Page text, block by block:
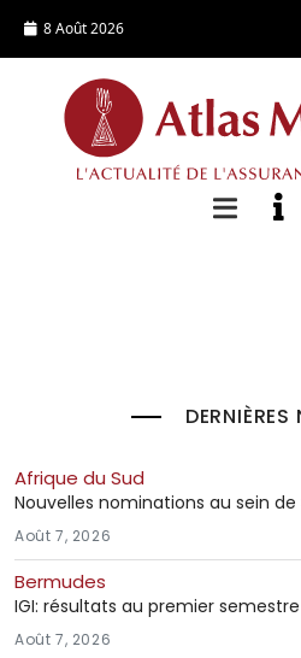
8 Août 2026
À la
DERNIÈRES
Afrique du Sud
Nouvelles nominations au sein
Août 7, 2026
Bermudes
IGI: résultats au premier
Août 7, 2026